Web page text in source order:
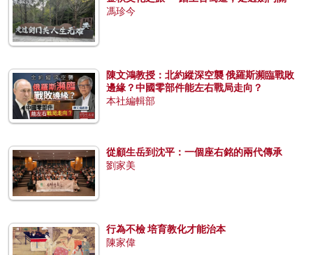
馮珍今
陳文鴻教授：北約縱深空襲 俄羅斯瀕臨戰敗
邊緣？中國零部件能左右戰局走向？
本社編輯部
從顧生岳到沈平：一個座右銘的兩代傳承
劉家美
行為不檢 培育教化才能治本
陳家偉